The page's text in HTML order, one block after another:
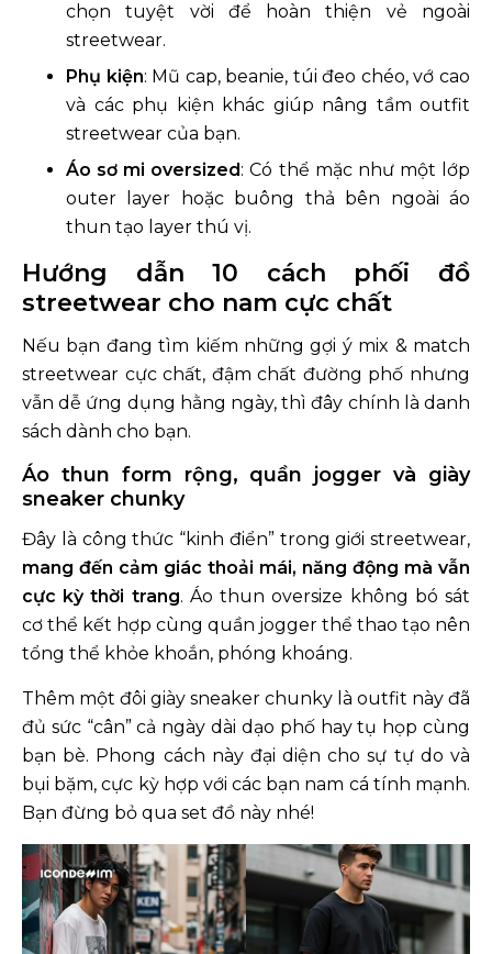
chọn tuyệt vời để hoàn thiện vẻ ngoài
streetwear.
Phụ kiện: Mũ cap, beanie, túi đeo chéo, vớ cao
và các phụ kiện khác giúp nâng tầm outfit
streetwear của bạn.
Áo sơ mi oversized: Có thể mặc như một lớp
outer layer hoặc buông thả bên ngoài áo
thun tạo layer thú vị.
Hướng dẫn 10 cách phối đồ
streetwear cho nam cực chất
Nếu bạn đang tìm kiếm những gợi ý mix & match
streetwear cực chất, đậm chất đường phố nhưng
vẫn dễ ứng dụng hằng ngày, thì đây chính là danh
sách dành cho bạn.
Áo thun form rộng, quần jogger và giày
sneaker chunky
Đây là công thức “kinh điển” trong giới streetwear,
mang đến cảm giác thoải mái, năng động mà vẫn
cực kỳ thời trang. Áo thun oversize không bó sát
cơ thể kết hợp cùng quần jogger thể thao tạo nên
tổng thể khỏe khoắn, phóng khoáng.
Thêm một đôi giày sneaker chunky là outfit này đã
đủ sức “cân” cả ngày dài dạo phố hay tụ họp cùng
bạn bè. Phong cách này đại diện cho sự tự do và
bụi bặm, cực kỳ hợp với các bạn nam cá tính mạnh.
Bạn đừng bỏ qua set đồ này nhé!